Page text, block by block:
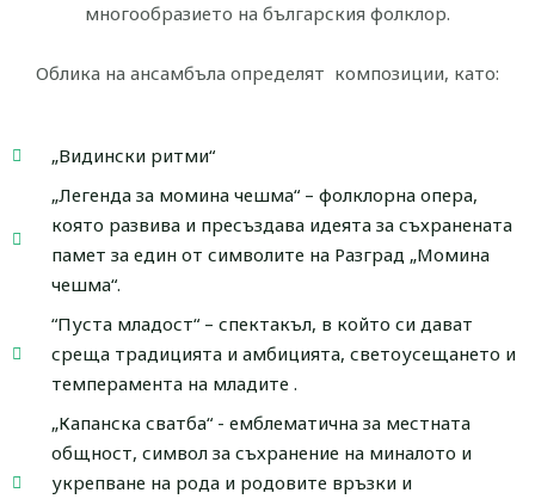
многообразието на българския фолклор.
Облика на ансамбъла определят композиции, като:
„Видински ритми“
„Легенда за момина чешма“ – фолклорна опера,
която развива и пресъздава идеята за съхранената
памет за един от символите на Разград „Момина
чешма“.
“Пуста младост“ – спектакъл, в който си дават
среща традицията и амбицията, светоусещането и
темперамента на младите .
„Капанска сватба“ - емблематична за местната
общност, символ за съхранение на миналото и
укрепване на рода и родовите връзки и